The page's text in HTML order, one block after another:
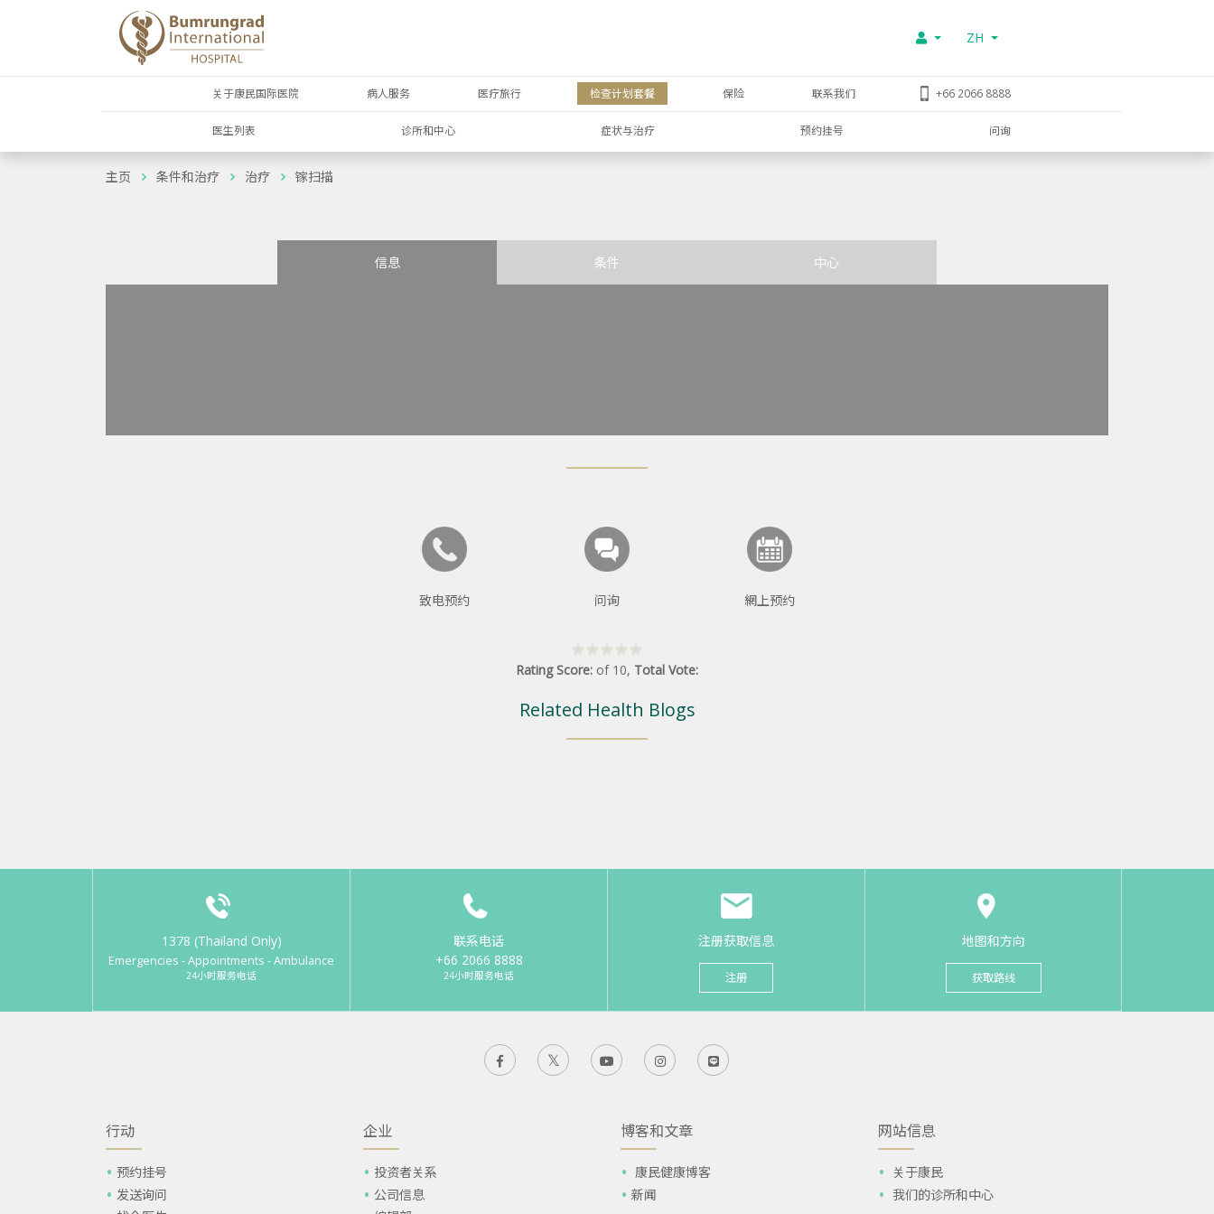
ZH
关于康民国际医院 病人服务 医疗旅行 检查计划套餐 保险 联系我们 +66 2066 8888
医生列表 诊所和中心 症状与治疗 预约挂号 问询
主页 条件和治疗 治疗 镓扫描
信息 条件 中心
致电预约 问询 網上预约
Rating Score: of 10, Total Vote:
Related Health Blogs
1378 (Thailand Only)
Emergencies - Appointments - Ambulance
24小时服务电话
联系电话
+66 2066 8888
24小时服务电话
注册获取信息
注册
地图和方向
获取路线
行动
预约挂号
发送询问
企业
投资者关系
公司信息
博客和文章
康民健康博客
新闻
网站信息
关于康民
我们的诊所和中心